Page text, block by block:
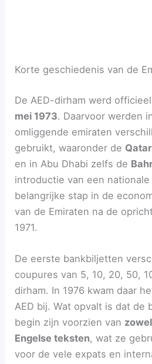
Korte geschiedenis van de
De AED-dirham werd
mei 1973. Daarvoor werden
omliggende emiraten
gebruikt, waaronder de
en in Abu Dhabi zelfs de
introductie van een
belangrijke stap in de
van de Emiraten na de
1971.
De eerste bankbiljetten
coupures van 5, 10, 20, 50,
dirham. In 1976 kwam daar
AED bij. Wat opvalt is dat de
begin zijn voorzien van
Engelse teksten, wat ze
voor de vele expats en